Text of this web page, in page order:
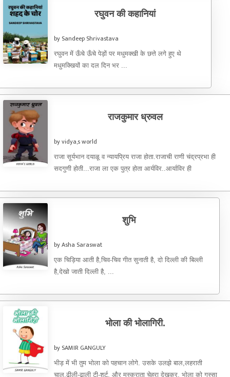
रघुवन की कहानियां
by Sandeep Shrivastava
रघुवन में ऊँचे ऊँचे पेड़ों पर मधुमक्खी के छत्ते लगे हुए थे
मधुमक्खियों का दल दिन भर ...
राजकुमार ध्रुवल
by vidya,s world
राजा सूर्यभान दयाळू व न्यायप्रिय राजा होता.राजाची राणी चंद्रप्रभा ही
सदगुणी होती...राजा ला एक पुत्र होता आर्यविर..आर्याविर ही
शुभि
by Asha Saraswat
एक चिड़िया आती है,चिव-चिव गीत सुनाती है, दो दिल्ली की बिल्ली
है,देखो जाती दिल्ली है, ...
भोला की भोलागिरी.
by SAMIR GANGULY
भीड़ में भी तुम भोला को पहचान लोगे. उसके उलझे बाल,लहराती
चाल,ढीली-ढाली टी-शर्ट, और मुस्कराता चेहरा देखकर. भोला को गुस्सा